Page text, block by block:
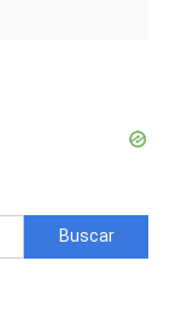
Buscar: